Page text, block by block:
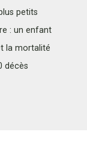
petits
: un enfant
la mortalité
décès